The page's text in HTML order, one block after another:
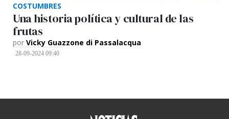
COSTUMBRES
Una historia política y cultural de las
frutas
por Vicky Guazzone di Passalacqua
28-09-2024 09:40